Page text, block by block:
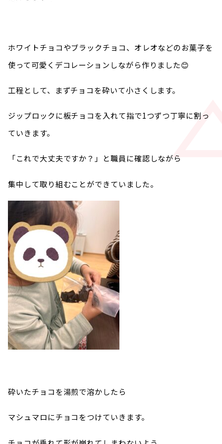
ホワイトチョコやブラックチョコ、オレオなどのお菓子を
使って可愛くデコレーションしながら作りました😊
工程として、まずチョコを砕いて小さくします。
ジップロックに板チョコを入れて指で1つずつ丁寧に割っ
ていきます。
「これで大丈夫ですか？」と職員に確認しながら
集中して取り組むことができていました。
砕いたチョコを湯煎で溶かしたら
マシュマロにチョコをつけていきます。